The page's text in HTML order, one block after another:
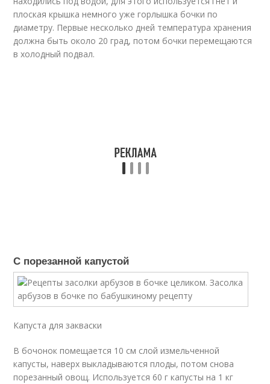
плоская крышка немного уже горлышка бочки по
диаметру. Первые несколько дней температура хранения
должна быть около 20 град, потом бочки перемещаются
в холодный подвал.
С порезанной капустой
Капуста для закваски
В бочонок помещается 10 см слой измельченной
капусты, наверх выкладываются плоды, потом снова
порезанный овощ. Используется 60 г капусты на 1 кг